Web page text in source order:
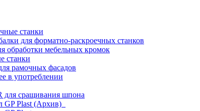
станки
для форматно-раскроечных станков
обработки мебельных кромок
станки
рамочных фасадов
в употреблении
для сращивания шпона
GP Plast (Архив)